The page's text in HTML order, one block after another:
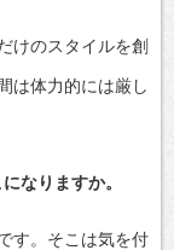
けのスタイルを創
は体力的には厳し
なりますか。
す。そこは気を付